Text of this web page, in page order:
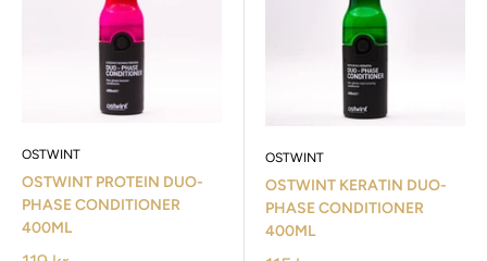
OSTWINT
OSTWINT PROTEIN DUO-
PHASE CONDITIONER
400ML
OSTWINT
OSTWINT KERATIN DUO-
PHASE CONDITIONER
400ML